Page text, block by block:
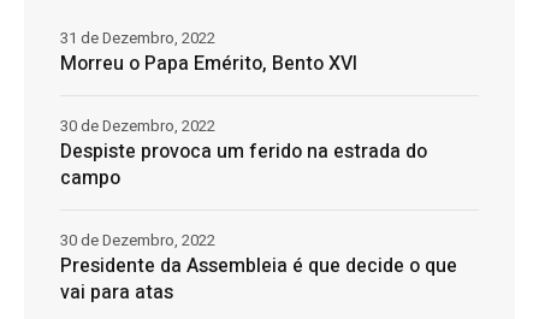
Morreu o Papa Emérito, Bento XVI
31 de Dezembro, 2022
Despiste provoca um ferido na estrada do
campo
30 de Dezembro, 2022
Presidente da Assembleia é que decide o que
vai para atas
30 de Dezembro, 2022